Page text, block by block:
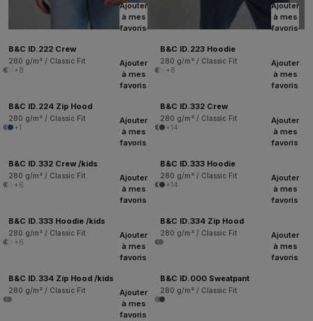
Ajouter
à mes
favoris
B&C ID.222 Crew
280 g/m² / Classic Fit
+8
Ajouter
à mes
favoris
B&C ID.223 Hoodie
280 g/m² / Classic Fit
+8
Ajouter
à mes
favoris
B&C ID.224 Zip Hood
280 g/m² / Classic Fit
+1
Ajouter
à mes
favoris
B&C ID.332 Crew
280 g/m² / Classic Fit
+14
Ajouter
à mes
favoris
B&C ID.332 Crew /kids
280 g/m² / Classic Fit
+6
Ajouter
à mes
favoris
B&C ID.333 Hoodie
280 g/m² / Classic Fit
+14
Ajouter
à mes
favoris
B&C ID.333 Hoodie /kids
280 g/m² / Classic Fit
+6
Ajouter
à mes
favoris
B&C ID.334 Zip Hood
280 g/m² / Classic Fit
Ajouter
à mes
favoris
B&C ID.334 Zip Hood /kids
280 g/m² / Classic Fit
Ajouter
à mes
favoris
B&C ID.000 Sweatpant
280 g/m² / Classic Fit
Ajouter
à mes
favoris